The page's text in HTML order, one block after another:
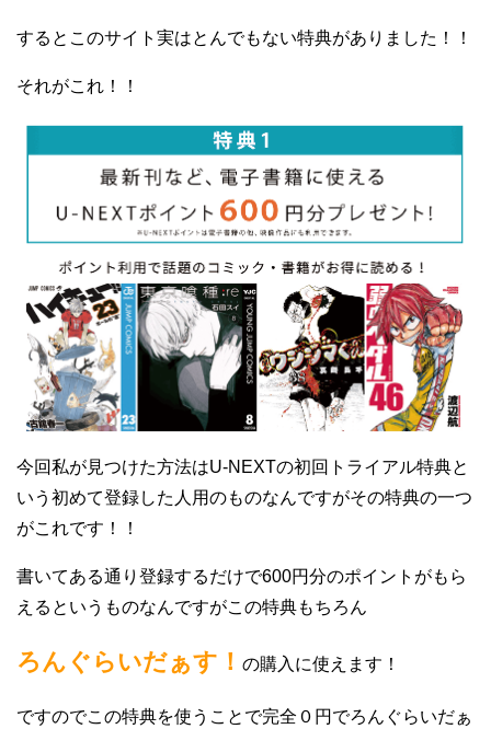
するとこのサイト実はとんでもない特典がありました！！
それがこれ！！
今回私が見つけた方法はU-NEXTの初回トライアル特典と
いう初めて登録した人用のものなんですがその特典の一つ
がこれです！！
書いてある通り登録するだけで600円分のポイントがもら
えるというものなんですがこの特典もちろん
ろんぐらいだぁす！ の購入に使えます！
ですのでこの特典を使うことで完全０円でろんぐらいだぁ